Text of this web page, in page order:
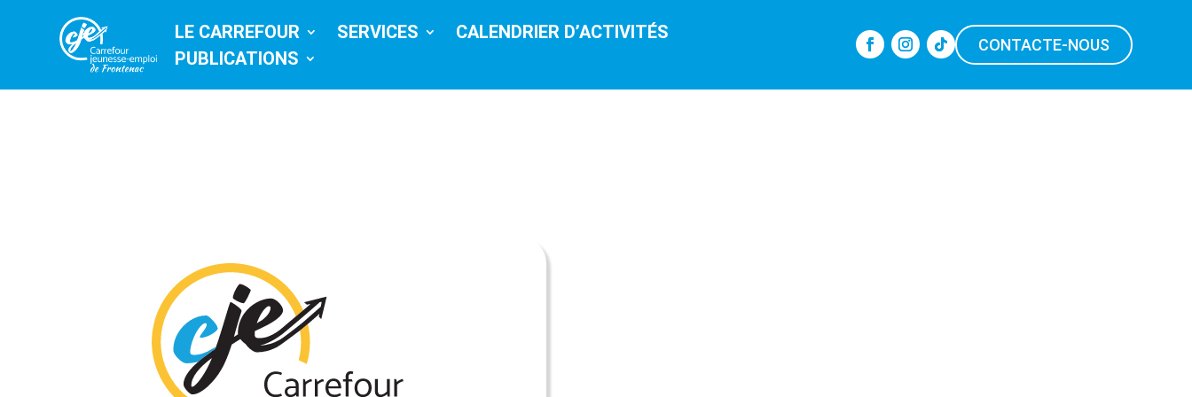
LE CARREFOUR SERVICES
CALENDRIER D’ACTIVITÉS
PUBLICATIONS
CONTACTE-NOUS